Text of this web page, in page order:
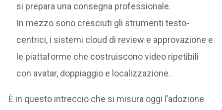
si prepara una consegna professionale.
In mezzo sono cresciuti gli strumenti testo-
centrici, i sistemi cloud di review e approvazione e
le piattaforme che costruiscono video ripetibili
con avatar, doppiaggio e localizzazione.
È in questo intreccio che si misura oggi l’adozione